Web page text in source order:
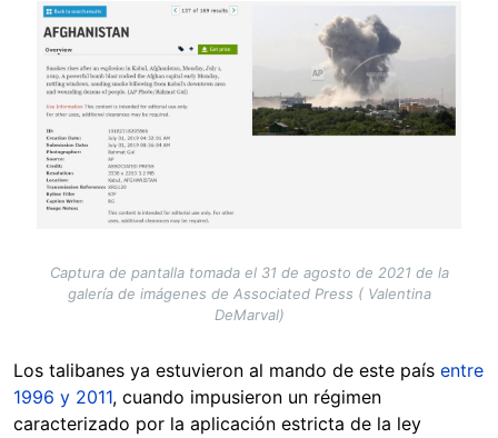
Image
Captura de pantalla tomada el 31 de agosto de 2021 de la
galería de imágenes de Associated Press ( Valentina
DeMarval)
Los talibanes ya estuvieron al mando de este país entre
1996 y 2011, cuando impusieron un régimen
caracterizado por la aplicación estricta de la ley